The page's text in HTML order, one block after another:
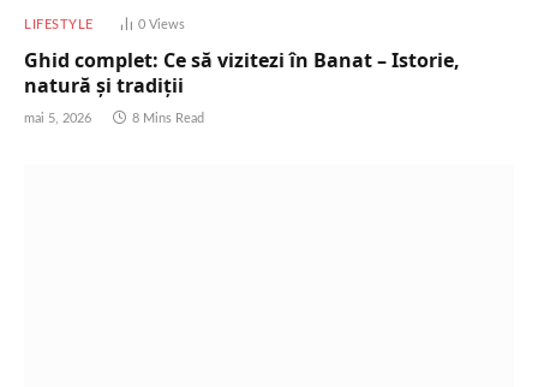
LIFESTYLE 0 Views
Ghid complet: Ce să vizitezi în Banat – Istorie,
natură și tradiții
mai 5, 2026 8 Mins Read